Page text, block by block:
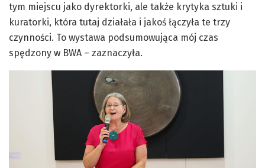
tym miejscu jako dyrektorki, ale także krytyka sztuki i
kuratorki, która tutaj działała i jakoś łączyła te trzy
czynności. To wystawa podsumowująca mój czas
spędzony w BWA – zaznaczyła.